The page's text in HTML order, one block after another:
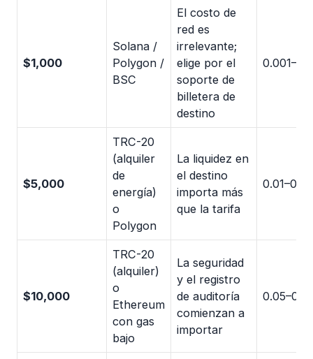
$1,000
Solana /
Polygon /
BSC
El costo de
red es
irrelevante;
elige por el
soporte de
billetera de
destino
$5,000
TRC-20
(alquiler
de
energía)
o
Polygon
La liquidez en
el destino
importa más
que la tarifa
$10,000
TRC-20
(alquiler)
o
Ethereum
con gas
bajo
La seguridad
y el registro
de auditoría
comienzan a
importar